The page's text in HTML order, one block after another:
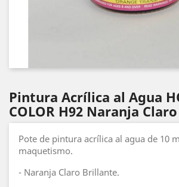
Pintura Acrílica al Agua
COLOR H92 Naranja
Pote de pintura acrílica al agua de 10
maquetismo.
- Naranja Claro Brillante.